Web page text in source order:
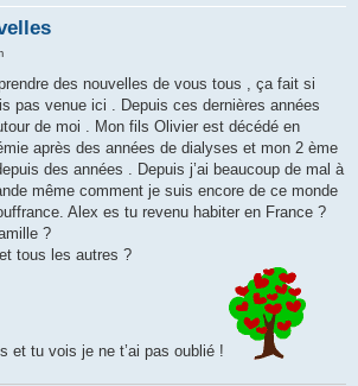
des nouvelles de vous tous , ça fait si
pas venue ici . Depuis ces dernières années
de moi . Mon fils Olivier est décédé en
après des années de dialyses et mon 2 ème
des années . Depuis j’ai beaucoup de mal à
même comment je suis encore de ce monde
Alex es tu revenu habiter en France ?
?
tous les autres ?
et tu vois je ne t’ai pas oublié !